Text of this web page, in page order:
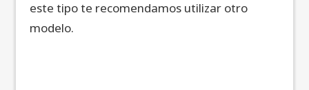
este tipo te recomendamos utilizar otro
modelo.